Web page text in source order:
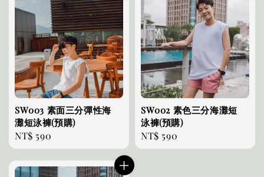
SW003 素面三分彈性海
灘短泳褲(預購)
Regular
price
NT$ 590
SW002 素色三分海灘短
泳褲(預購)
Regular
price
NT$ 590